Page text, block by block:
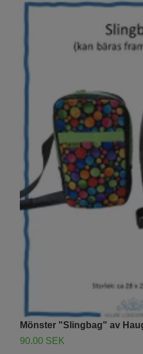
Mönster "Slingbag" av
90.00 SEK